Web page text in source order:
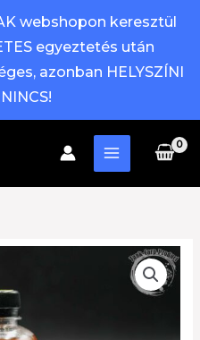
webshopon keresztül
egyeztetés után
azonban HELYSZÍNI